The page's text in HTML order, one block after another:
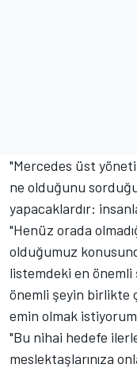
"Mercedes üst
ne olduğunu
yapacaklardır:
"Henüz orada
olduğumuz
listemdeki en
önemli şeyin birlikte
emin olmak
"Bu nihai hedefe
meslektaşlarınıza